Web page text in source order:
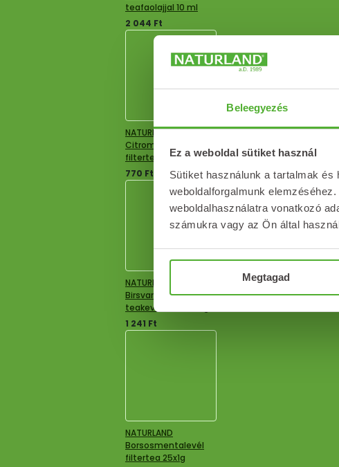
Beleegyezés
Ez a weboldal sütiket használ
Sütiket használunk a tartalmak
weboldalforgalmunk
weboldalhasználatra vonatkozó
számukra vagy az Ön által
Megtagad
teafaolajjal 10 ml
2 044 Ft
NATURLAND
Citromfűlevél
filtertea 25x1g
770 Ft
NATURLAND
Birsvarázs
teakeverék 20×1,5 g
1 241 Ft
NATURLAND
Borsosmentalevél
filtertea 25x1g